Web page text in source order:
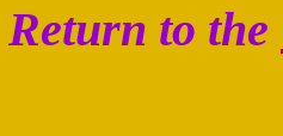
Return to the